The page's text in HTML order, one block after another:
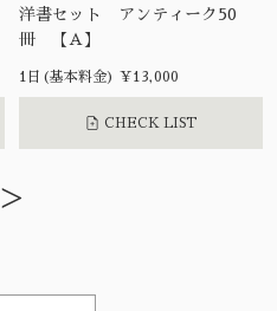
洋書セット アンティーク50
冊 【A】
1日(基本料金) ¥13,000
CHECK LIST
>